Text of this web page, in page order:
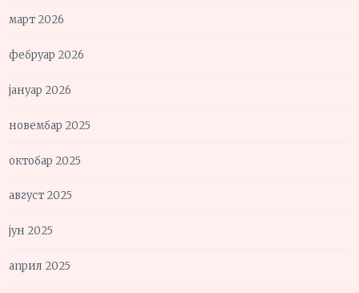
март 2026
фебруар 2026
јануар 2026
новембар 2025
октобар 2025
август 2025
јун 2025
април 2025